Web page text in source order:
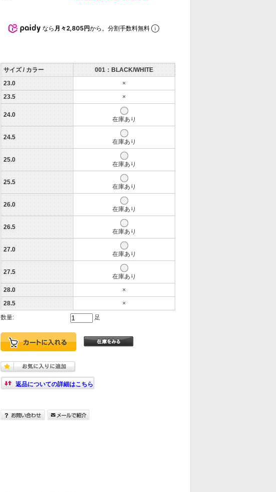
なら 月々2,805円から。分割手数料無料
サイズ / カラー
001：BLACK/WHITE
23.0
×
23.5
×
24.0
在庫あり
24.5
在庫あり
25.0
在庫あり
25.5
在庫あり
26.0
在庫あり
26.5
在庫あり
27.0
在庫あり
27.5
在庫あり
28.0
×
28.5
×
数量:
足
返品についての詳細はこちら